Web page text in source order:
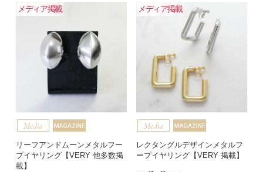
メディア掲載
リーフアンドムーンメタルフー
プイヤリング【VERY 他多数掲
載】
メディア掲載
レクタングルデザインメタルフ
ープイヤリング【VERY 掲載】